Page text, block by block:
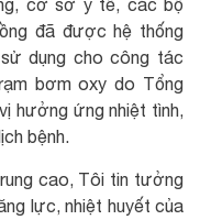
cơ sở y tế, các bộ
đã được hệ thống
dụng cho công tác
bơm oxy do Tổng
hưởng ứng nhiệt tình,
bệnh.
cao, Tôi tin tưởng
lực, nhiệt huyết của